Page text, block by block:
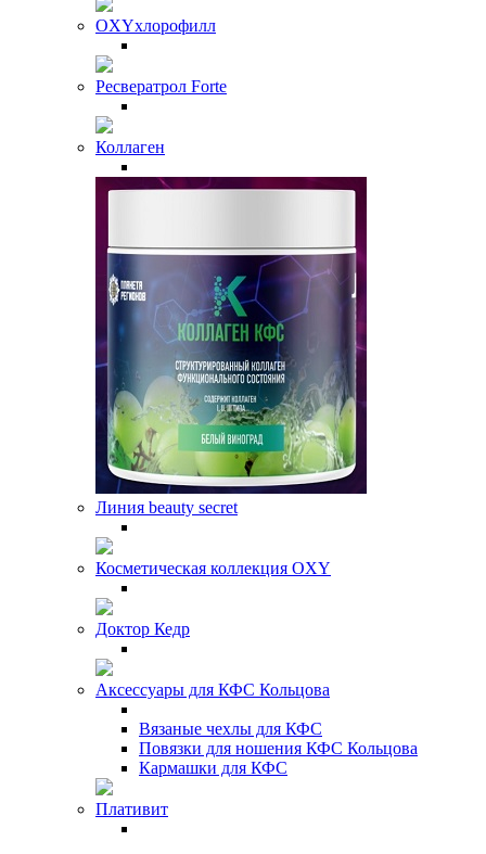
OXYхлорофилл
Ресвератрол Forte
Коллаген
Линия beauty secret
Косметическая коллекция OXY
Доктор Кедр
Аксессуары для КФС Кольцова
Вязаные чехлы для КФС
Повязки для ношения КФС Кольцова
Кармашки для КФС
Плативит